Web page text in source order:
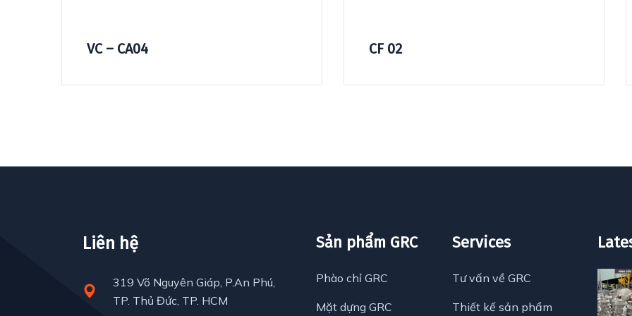
VC – CA04 CF 02
Liên hệ
319 Võ Nguyên Giáp, P.An Phú,
TP. Thủ Đức, TP. HCM
Sản phẩm GRC
Phào chỉ GRC
Mặt dựng GRC
Services
Tư vấn về GRC
Thiết kế sản phẩm